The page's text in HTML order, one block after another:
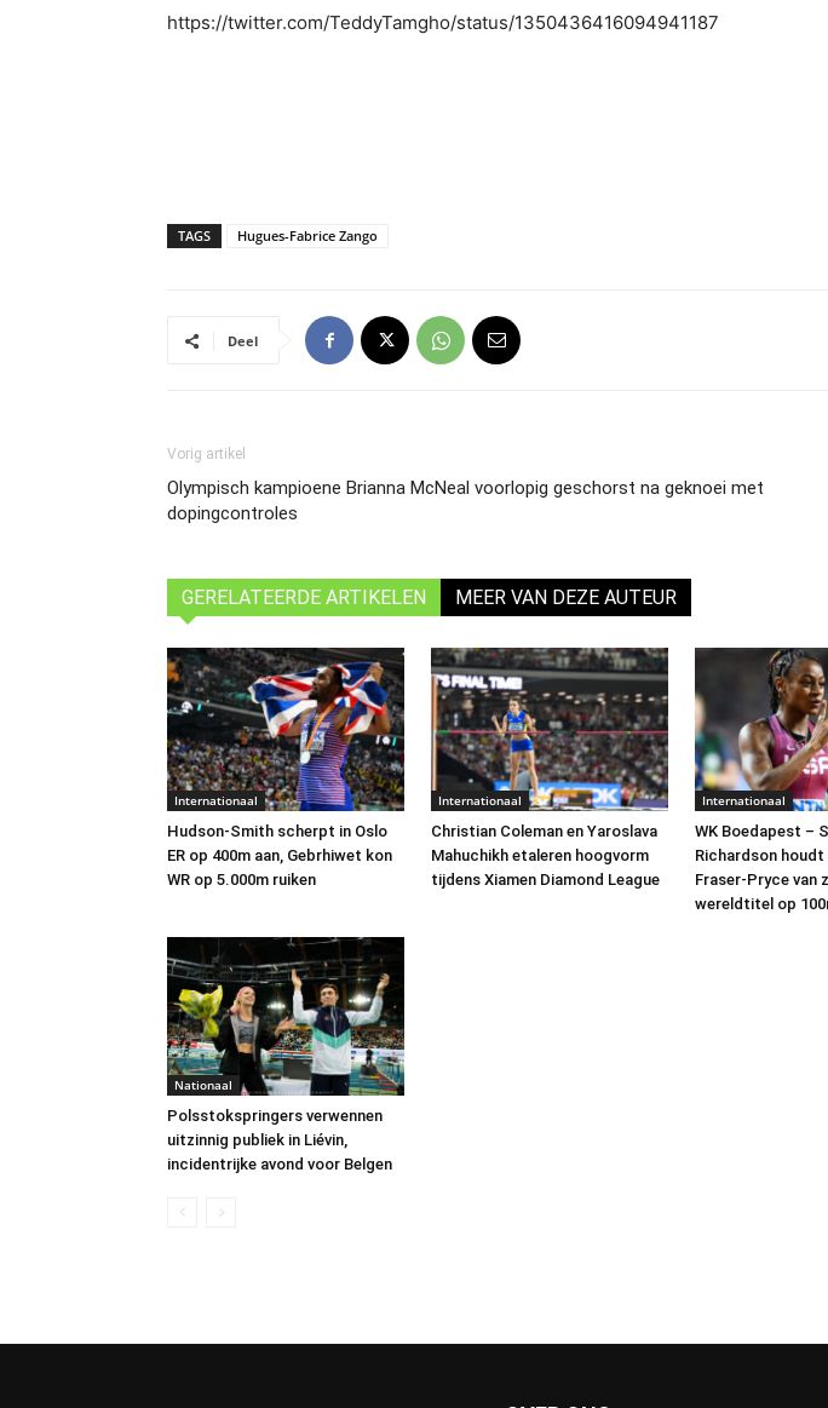
https://twitter.com/TeddyTamgho/status/1350436416094941187
TAGS Hugues-Fabrice Zango
Deel
Vorig artikel
Olympisch kampioene Brianna McNeal voorlopig geschorst na geknoei met
dopingcontroles
GERELATEERDE ARTIKELEN MEER VAN DEZE AUTEUR
Internationaal
Hudson-Smith scherpt in Oslo
ER op 400m aan, Gebrhiwet kon
WR op 5.000m ruiken
Internationaal
Christian Coleman en Yaroslava
Mahuchikh etaleren hoogvorm
tijdens Xiamen Diamond League
Internationaal
WK Boedapest –
Richardson houdt
Fraser-Pryce van
wereldtitel op
Nationaal
Polsstokspringers verwennen
uitzinnig publiek in Liévin,
incidentrijke avond voor Belgen